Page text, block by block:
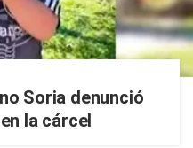
Soria denunció
la cárcel